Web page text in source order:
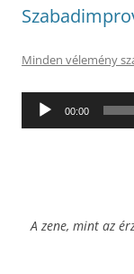
Minden vélemény
00:00
A zene, mint az